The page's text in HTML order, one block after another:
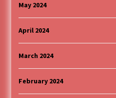
May 2024
April 2024
March 2024
February 2024